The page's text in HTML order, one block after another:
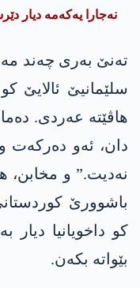
نه‌جارا یه‌كه‌مه‌ دیار
تەنێ به‌ری چەند
سلێمانیێ ئالایێ
هاڤێته‌ عەردی.
دان، ئەو دەرکەت و
نەدیت.” و مخابن،
باشوورێ
کو داخویانیا دیار
بێواتە بکه‌ن.